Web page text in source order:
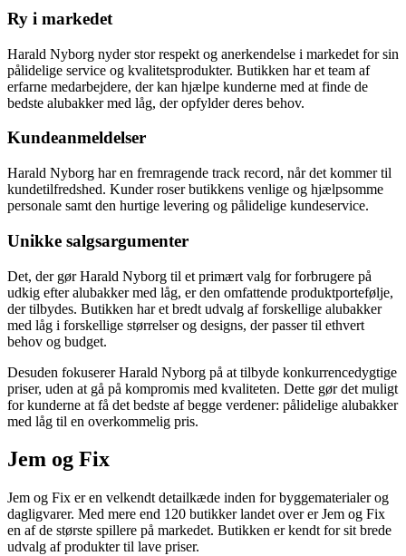
Ry i markedet
Harald Nyborg nyder stor respekt og anerkendelse i markedet for sin
pålidelige service og kvalitetsprodukter. Butikken har et team af
erfarne medarbejdere, der kan hjælpe kunderne med at finde de
bedste alubakker med låg, der opfylder deres behov.
Kundeanmeldelser
Harald Nyborg har en fremragende track record, når det kommer til
kundetilfredshed. Kunder roser butikkens venlige og hjælpsomme
personale samt den hurtige levering og pålidelige kundeservice.
Unikke salgsargumenter
Det, der gør Harald Nyborg til et primært valg for forbrugere på
udkig efter alubakker med låg, er den omfattende produktportefølje,
der tilbydes. Butikken har et bredt udvalg af forskellige alubakker
med låg i forskellige størrelser og designs, der passer til ethvert
behov og budget.
Desuden fokuserer Harald Nyborg på at tilbyde konkurrencedygtige
priser, uden at gå på kompromis med kvaliteten. Dette gør det muligt
for kunderne at få det bedste af begge verdener: pålidelige alubakker
med låg til en overkommelig pris.
Jem og Fix
Jem og Fix er en velkendt detailkæde inden for byggematerialer og
dagligvarer. Med mere end 120 butikker landet over er Jem og Fix
en af de største spillere på markedet. Butikken er kendt for sit brede
udvalg af produkter til lave priser.